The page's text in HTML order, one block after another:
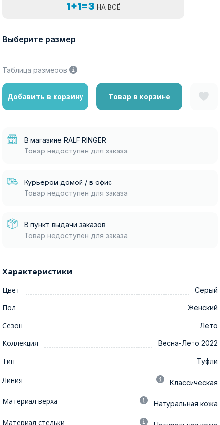
1+1=3 НА ВСЁ
Выберите размер
Таблица размеров
Добавить в корзину Товар в корзине
В магазине RALF RINGER
Товар недоступен для заказа
Курьером домой / в офис
Товар недоступен для заказа
В пункт выдачи заказов
Товар недоступен для заказа
Характеристики
Цвет Серый
Пол Женский
Сезон Лето
Коллекция Весна-Лето 2022
Тип Туфли
Линия Классическая
Материал верха Натуральная кожа
Материал стельки